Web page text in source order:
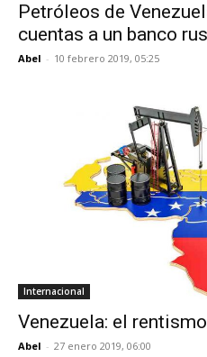
Petróleos de
cuentas a un banco
Abel - 10 febrero 2019, 05:25
Internacional
Venezuela: el
Abel - 27 enero 2019, 06:00